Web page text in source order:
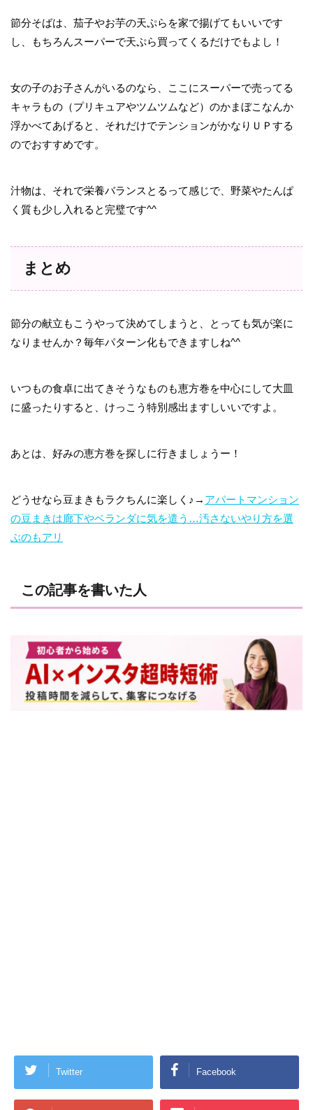
節分そばは、茄子やお芋の天ぷらを家で揚げてもいいです
し、もちろんスーパーで天ぷら買ってくるだけでもよし！
女の子のお子さんがいるのなら、ここにスーパーで売ってる
キャラもの（プリキュアやツムツムなど）のかまぼこなんか
浮かべてあげると、それだけでテンションがかなりＵＰする
のでおすすめです。
汁物は、それで栄養バランスとるって感じで、野菜やたんぱ
く質も少し入れると完璧です^^
まとめ
節分の献立もこうやって決めてしまうと、とっても気が楽に
なりませんか？毎年パターン化もできますしね^^
いつもの食卓に出てきそうなものも恵方巻を中心にして大皿
に盛ったりすると、けっこう特別感出ますしいいですよ。
あとは、好みの恵方巻を探しに行きましょうー！
どうせなら豆まきもラクちんに楽しく♪→ アパートマンション
の豆まきは廊下やベランダに気を遣う…汚さないやり方を選
ぶのもアリ
この記事を書いた人
Twitter Facebook